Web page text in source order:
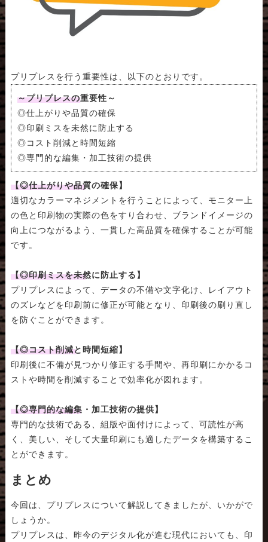
プリプレスを行う重要性は、以下のとおりです。
～プリプレスの重要性～
◎仕上がりや品質の確保
◎印刷ミスを未然に防止する
◎コスト削減と時間短縮
◎専門的な編集・加工技術の提供
【◎仕上がりや品質の確保】
適切なカラーマネジメントを行うことによって、モニター上
の色と印刷物の実際の色をすり合わせ、ブランドイメージの
向上につながるよう、一貫した高品質を確保することが可能
です。
【◎印刷ミスを未然に防止する】
プリプレスによって、データの不備や文字化け、レイアウト
のズレなどを印刷前に修正が可能となり、印刷後の刷り直し
を防ぐことができます。
【◎コスト削減と時間短縮】
印刷後に不備が見つかり修正する手間や、再印刷にかかるコ
ストや時間を削減することで効率化が図れます。
【◎専門的な編集・加工技術の提供】
専門的な技術である、組版や面付けによって、可読性が高
く、美しい、そして大量印刷にも適したデータを構築するこ
とができます。
まとめ
今回は、プリプレスについて解説してきましたが、いかがで
しょうか。
プリプレスは、昨今のデジタル化が進む現代においても、印